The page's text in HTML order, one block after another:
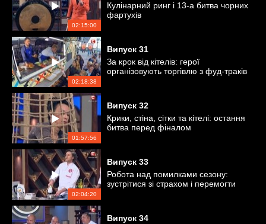
02:15:00
Кулінарний ринг і 13-а битва чорних
фартухів
02:18:38
Випуск 31
За крок від кітелів: герої
організовують торгівлю з фуд-траків
01:57:56
Випуск 32
Крики, стіна, сітки та кітелі: остання
битва перед фіналом
02:04:20
Випуск 33
Робота над помилками сезону:
зустрітися зі страхом і перемогти
Випуск 34